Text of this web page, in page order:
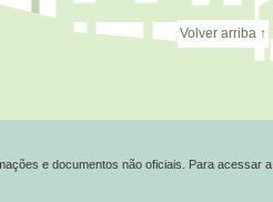
Volver arriba ↑
e documentos não oficiais. Para acessar a